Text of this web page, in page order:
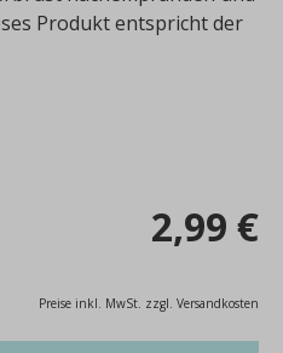
Produkt entspricht der
2,99 €
Preise inkl. MwSt. zzgl. Versandkosten